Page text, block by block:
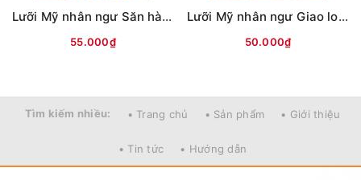
CAM KẾT CỦA CỬA HÀNG CHÚNG TÔI
Đồ câu chính hãng, đúng thông tin mô tả và sản phẩm
thông tin và ảnh đều phù hợp với sản phẩm thực tế
vận chuyển, sử dụng. Chúng tôi sẽ hỗ trợ ngay cho quý
Lưỡi Mỹ nhân ngư Săn hàng (ĐEN)
55.000₫
Lưỡi Mỹ nhân ngư Giao long có ngạnh (Trắng)
50.000₫
Tìm kiếm nhiều: • Trang chủ • Sản phẩm • Giới thiệu
• Tin tức • Hướng dẫn